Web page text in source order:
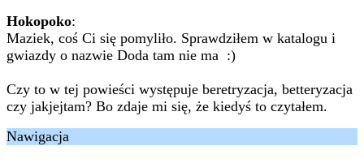
Hokopoko:
Maziek, coś Ci się pomyliło. Sprawdziłem w katalogu i
gwiazdy o nazwie Doda tam nie ma :)
Czy to w tej powieści występuje beretryzacja, betteryzacja
czy jakjejtam? Bo zdaje mi się, że kiedyś to czytałem.
Nawigacja